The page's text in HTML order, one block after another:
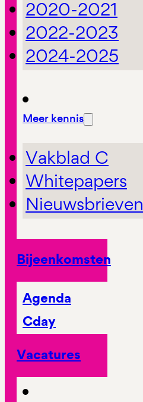
2020-2021
2022-2023
2024-2025
Meer kennis
Vakblad C
Whitepapers
Nieuwsbrieven
Bijeenkomsten
Agenda
Cday
Vacatures